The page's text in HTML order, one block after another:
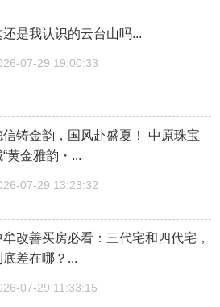
还是我认识的云台山吗...
07-29 19:00:33
信铸金韵，国风赴盛夏！ 中原珠宝
“黄金雅韵・...
07-29 13:23:32
牟改善买房必看：三代宅和四代宅，
底差在哪？...
07-29 11:33:15